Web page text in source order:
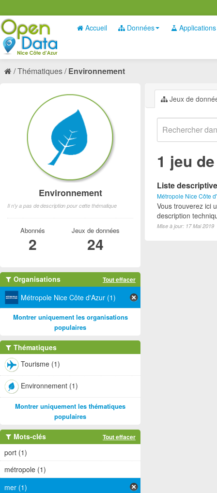
Accueil Données Applications
Thématiques Environnement
Jeux de
1 jeu
Liste
Métropole Nice Côte
Vous trouverez ici
description
Mise à jour: 17 Mai 2019
Environnement
Il n'y a pas de description pour cette thématique
Abonnés
2
Jeux de données
24
Organisations Tout effacer
Métropole Nice Côte d'Azur (1)
Montrer uniquement les organisations
populaires
Thématiques
Tourisme (1)
Environnement (1)
Montrer uniquement les thématiques
populaires
Mots-clés Tout effacer
port (1)
métropole (1)
mer (1)